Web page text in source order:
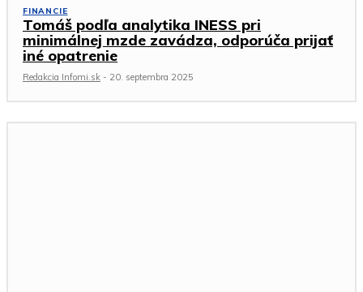
FINANCIE
Tomáš podľa analytika INESS pri
minimálnej mzde zavádza, odporúča prijať
iné opatrenie
Redakcia Infomi.sk - 20. septembra 2025